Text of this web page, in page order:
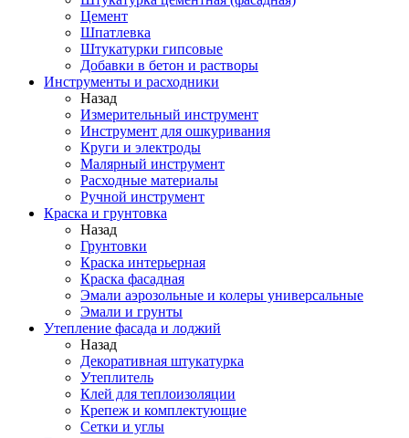
Цемент
Шпатлевка
Штукатурки гипсовые
Добавки в бетон и растворы
Инструменты и расходники
Назад
Измерительный инструмент
Инструмент для ошкуривания
Круги и электроды
Малярный инструмент
Расходные материалы
Ручной инструмент
Краска и грунтовка
Назад
Грунтовки
Краска интерьерная
Краска фасадная
Эмали аэрозольные и колеры универсальные
Эмали и грунты
Утепление фасада и лоджий
Назад
Декоративная штукатурка
Утеплитель
Клей для теплоизоляции
Крепеж и комплектующие
Сетки и углы